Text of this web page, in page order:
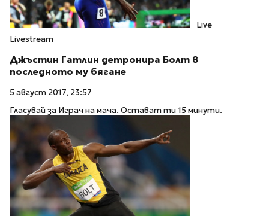
Live
Livestream
Джъстин Гатлин детронира Болт в
последното му бягане
5 август 2017, 23:57
Гласувай за Играч на мача. Остават ти 15 минути.